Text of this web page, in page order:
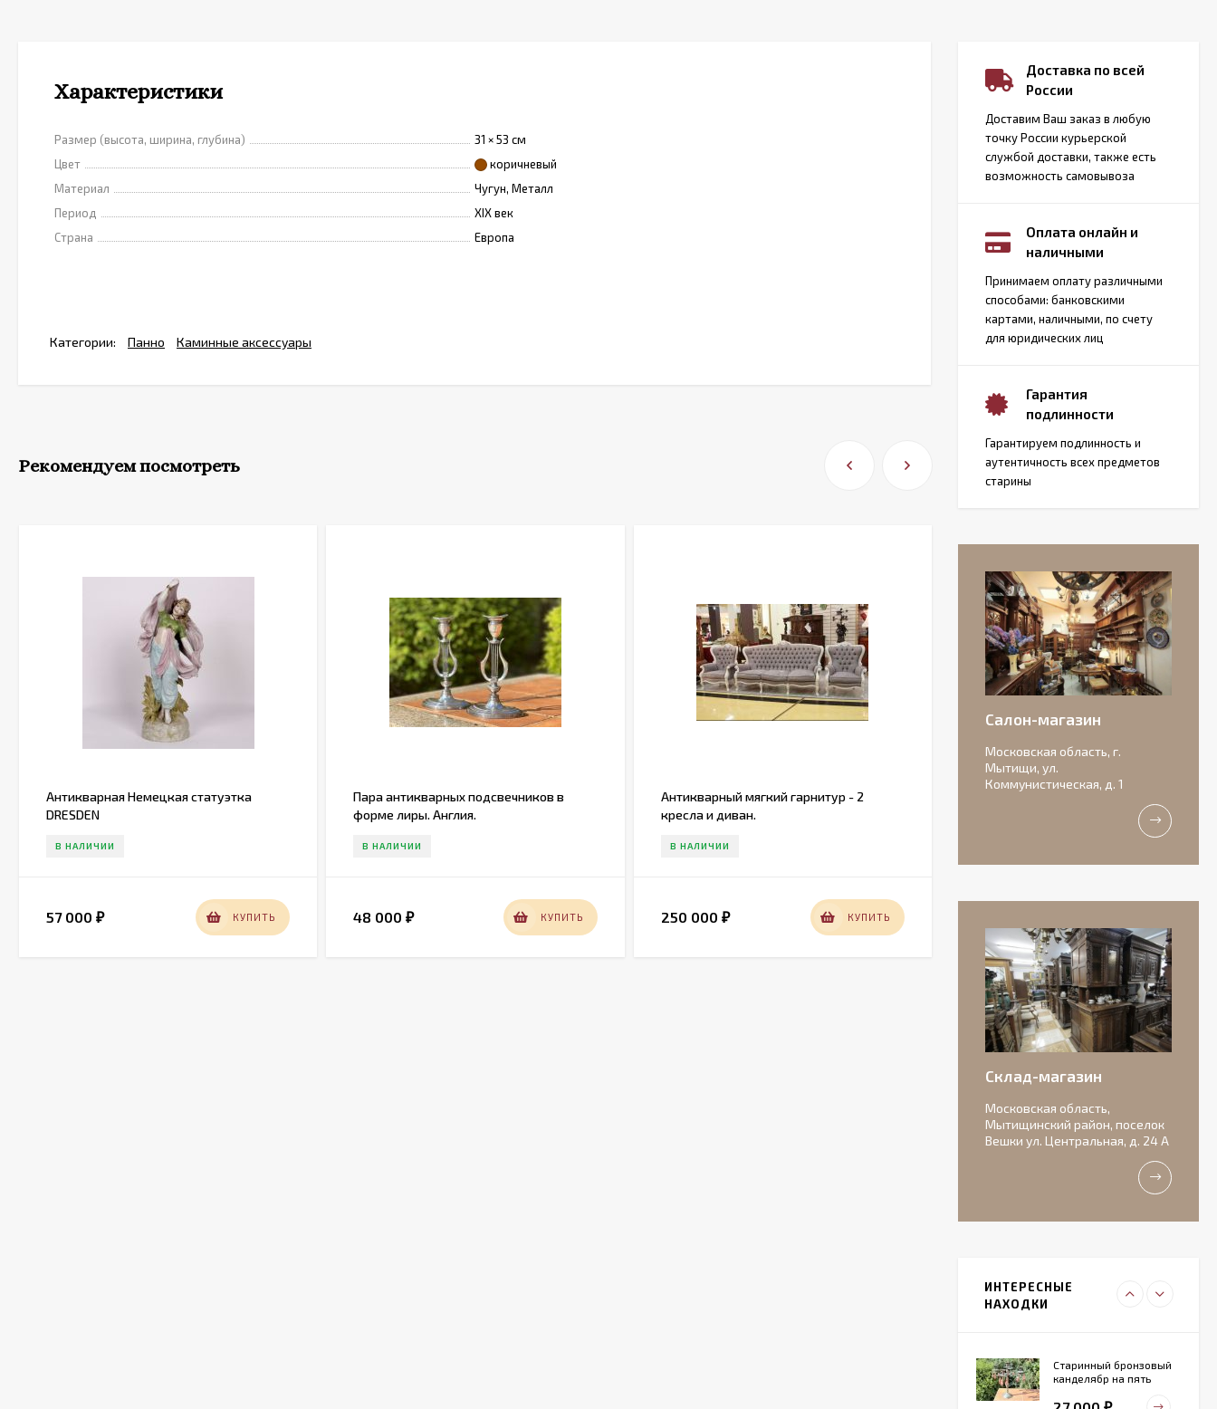
Характеристики
Размер (высота, ширина, глубина)
31 × 53 см
Цвет
коричневый
Материал
Чугун, Металл
Период
XIX век
Страна
Европа
Категории: Панно Каминные аксессуары
Рекомендуем посмотреть
Антикварная Немецкая статуэтка
DRESDEN
В НАЛИЧИИ
57 000 ₽ КУПИТЬ
Пара антикварных подсвечников в
форме лиры. Англия.
В НАЛИЧИИ
48 000₽ КУПИТЬ
Антикварный мягкий гарнитур - 2
кресла и диван.
В НАЛИЧИИ
250 000 ₽ КУПИТЬ
Старинный угольник и совок. Европа.
Доставка по всей
России
Доставим Ваш заказ в любую
точку России курьерской
службой доставки, также есть
возможность самовывоза
Оплата онлайн и
наличными
Принимаем оплату различными
способами: банковскими
картами, наличными, по счету
для юридических лиц
Гарантия
подлинности
Гарантируем подлинность и
аутентичность всех предметов
старины
Салон-магазин
Московская область, г.
Мытищи, ул.
Коммунистическая, д. 1
Склад-магазин
Московская область,
Мытищинский район, поселок
Вешки ул. Центральная, д. 24 А
ИНТЕРЕСНЫЕ
НАХОДКИ
Антикварная
бисквитная
композиция с
156 000
Очаровательные
Идеальное состояние.
фарфоровый
светильник
27 000
Старинный бронзовый
канделябр на пять